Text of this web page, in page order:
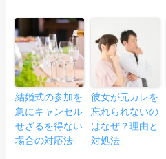
結婚式の参加を
急にキャンセル
せざるを得ない
場合の対応法
彼女が元カレを
忘れられないの
はなぜ？理由と
対処法